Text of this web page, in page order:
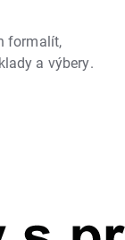
formalít,
a výbery.